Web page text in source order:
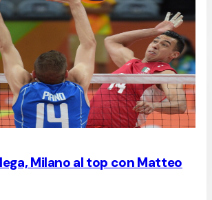
Milano al top con Matteo